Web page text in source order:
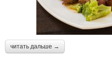
читать дальше →